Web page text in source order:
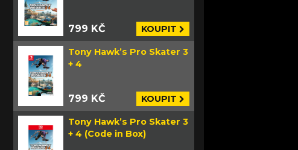
799 KČ KOUPIT
Tony Hawk’s Pro Skater 3
+ 4
799 KČ KOUPIT
Tony Hawk’s Pro Skater 3
+ 4 (Code in Box)